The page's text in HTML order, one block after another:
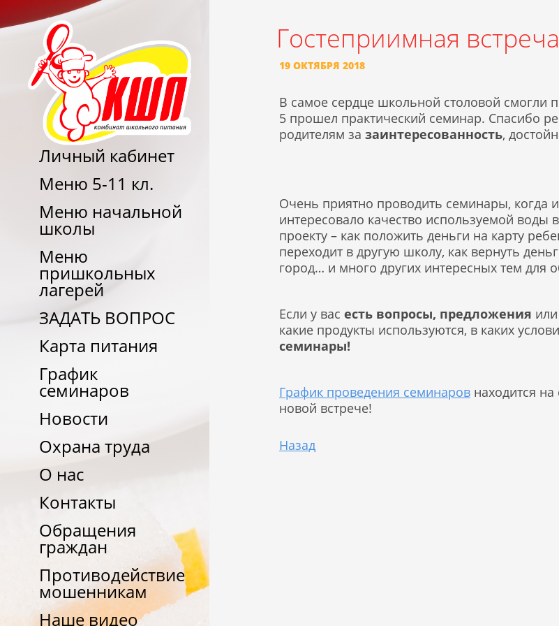
Личный кабинет
Меню 5-11 кл.
Меню начальной
школы
Меню
пришкольных
лагерей
ЗАДАТЬ ВОПРОС
Карта питания
График
семинаров
Новости
Охрана труда
О нас
Контакты
Обращения
граждан
Противодействие
мошенникам
Наше видео
Гостеприимная
19 ОКТЯБРЯ 2018
В самое сердце школьной столовой
5 прошел практический семинар. Спасибо
родителям за заинтересованность,
Очень приятно проводить семинары, когда
интересовало качество используемой
проекту – как положить деньги на карту
переходит в другую школу, как вернуть
город… и много других интересных тем для
Если у вас есть вопросы, предложения
какие продукты используются, в каких
семинары!
График проведения семинаров находится
новой встрече!
Назад